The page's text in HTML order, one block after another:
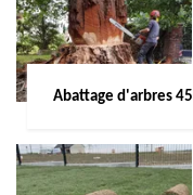
Abattage d'arbres 45